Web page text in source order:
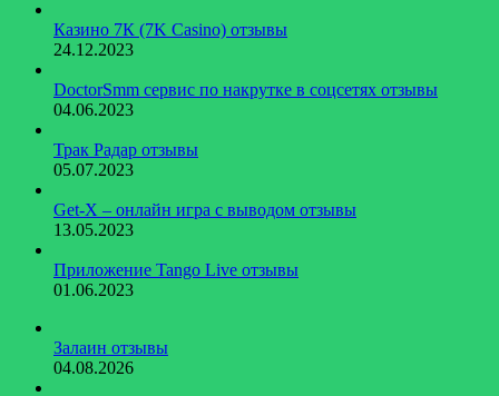
Казино 7К (7K Casino) отзывы
24.12.2023
DoctorSmm сервис по накрутке в соцсетях отзывы
04.06.2023
Трак Радар отзывы
05.07.2023
Get-X – онлайн игра с выводом отзывы
13.05.2023
Приложение Tango Live отзывы
01.06.2023
Залаин отзывы
04.08.2026